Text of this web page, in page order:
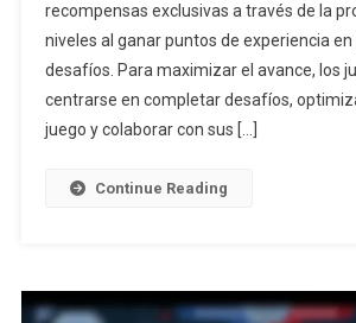
recompensas exclusivas a través de la
niveles al ganar puntos de experiencia
desafíos. Para maximizar el avance, los
centrarse en completar desafíos,
juego y colaborar con sus […]
Continue Reading